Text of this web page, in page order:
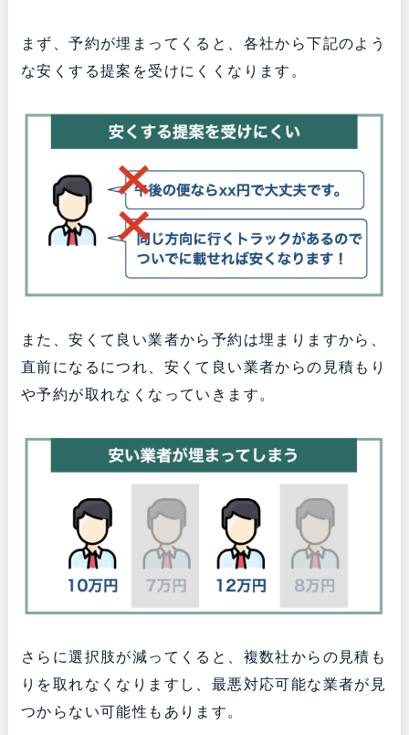
まず、予約が埋まってくると、各社から下記のよう
な安くする提案を受けにくくなります。
また、安くて良い業者から予約は埋まりますから、
直前になるにつれ、安くて良い業者からの見積もり
や予約が取れなくなっていきます。
さらに選択肢が減ってくると、複数社からの見積も
りを取れなくなりますし、最悪対応可能な業者が見
つからない可能性もあります。